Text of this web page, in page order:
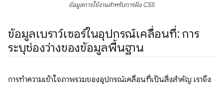
ข้อมูลการใช้งานสำหรับการฝัง CSS
ข้อมูลเบราว์เซอร์ในอุปกรณ์เคลื่อนที่: การ
ระบุช่องว่างของข้อมูลพื้นฐาน
การทำความเข้าใจภาพรวมของอุปกรณ์เคลื่อนที่เป็นสิ่งสําคัญ เราจึง